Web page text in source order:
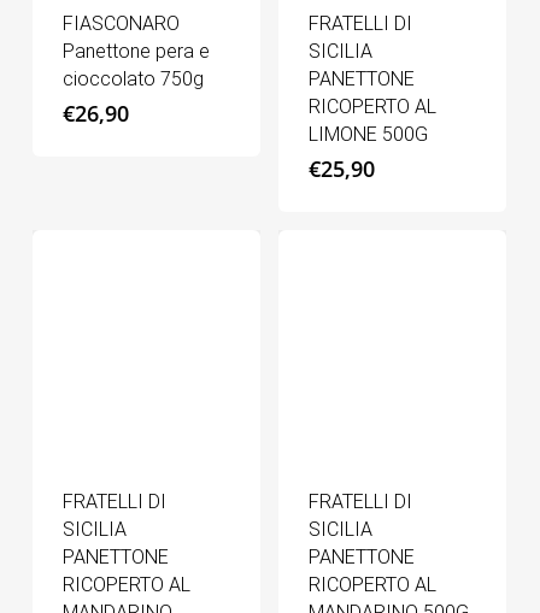
FIASCONARO
Panettone pera e
cioccolato 750g
€26,90
FRATELLI DI
SICILIA
PANETTONE
RICOPERTO AL
LIMONE 500G
€25,90
FRATELLI DI
SICILIA
PANETTONE
RICOPERTO AL
FRATELLI DI
SICILIA
PANETTONE
RICOPERTO AL